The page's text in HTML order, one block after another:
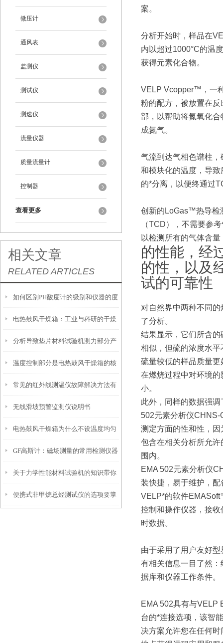
微压计
通风表
监测仪
测试仪
测速仪
流量仪器
质量流量计
控制器
查看更多
相关文章
RELATED ARTICLES
如何区别PH酸度计的级别和仪器的度
电热鼓风干燥箱：工业与科研的干燥
好帮手
分析导致垫片材料试验机测力部分产
生摩擦力的原因
温度控制部分是电热鼓风干燥箱的核
心部分
常见的红外线测温仪故障解决方法有
哪些
无线滑坡预警监测仪说明书
电热鼓风干燥箱为什么不设温度均匀
度参数？
GF高斯计：磁场测量的常用检测仪器
关于力学性能材料试验机的知识带你
了解一下
便携式非甲烷总烃测试仪的选项要掌
案。
分析开始时，样品在
内以超过1000°C的温
获得元素化合物。
VELP Vcopper™，一
粉的配方，被放置在反
部，以帮助将氮氧化合
成氮气。
气流到达气相色谱柱，
和模块化的温度，导致
的*分离，以便终通过
创新的LoGas™热导检
（TCD），不需要参
以检测所有的气体含量
的性能，经
的性，以及
试的可靠性
对自然界中两种不同的
了分析。
结果显示，它们所含的
相似，但硫的浓度水平
硫量较低的样品质量更
在燃烧过程中对环境的
小。
此外，同样的数据强调
502元素分析仪CHNS-
测定方面的性和性，因
包含在相关分析所允许
围内。
EMA 502元素分析仪
装快捷，易于维护，配
VELP*的软件
控制和操作仪器，接收
时数据。
由于采用了用户友好型
有相关信息一目了然：
据库和仪器工作条件。
EMA 502具有与VELP
台的*连接选项，该智
决方案允许您在任何时